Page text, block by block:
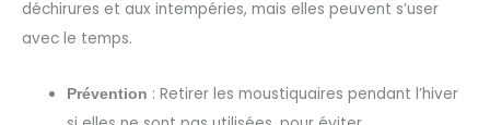
déchirures et aux intempéries, mais elles peuvent s’user
avec le temps.
Prévention : Retirer les moustiquaires pendant l’hiver